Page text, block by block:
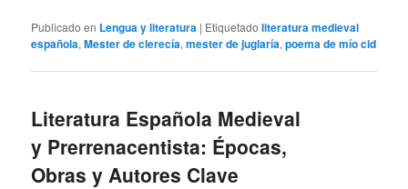
Publicado en Lengua y literatura | Etiquetado literatura medieval
española,Mester de clerecía,mester de juglaría,poema de mío cid
Literatura Española Medieval
y Prerrenacentista: Épocas,
Obras y Autores Clave